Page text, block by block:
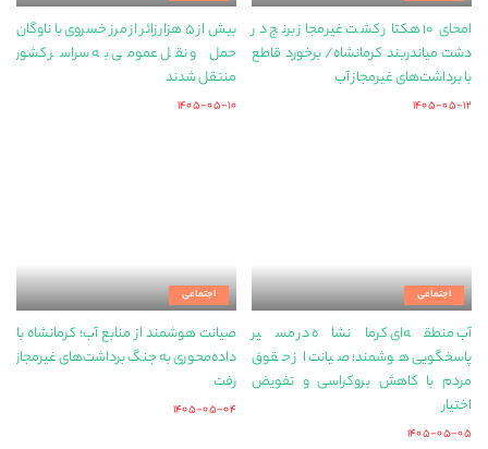
امحای ۱۰ هکتار کشت غیرمجاز برنج در
دشت میاندربند کرمانشاه/ برخورد قاطع
با برداشت‌های غیرمجاز آب
۱۴۰۵-۰۵-۱۲
بیش از ۵ هزار زائر از مرز خسروی با ناوگان
حمل‌ و نقل عمومی به سراسر کشور
منتقل شدند
۱۴۰۵-۰۵-۱۰
اجتماعی
آب منطقه‌ای کرمانشاه در مسیر
پاسخگویی هوشمند؛ صیانت از حقوق
مردم با کاهش بروکراسی و تفویض
اختیار
۱۴۰۵-۰۵-۰۵
اجتماعی
صیانت هوشمند از منابع آب؛ کرمانشاه با
داده‌محوری به جنگ برداشت‌های غیرمجاز
رفت
۱۴۰۵-۰۵-۰۴